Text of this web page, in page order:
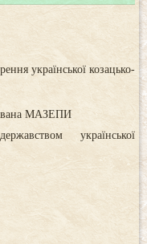
української козацько-
Івана МАЗЕПИ
української